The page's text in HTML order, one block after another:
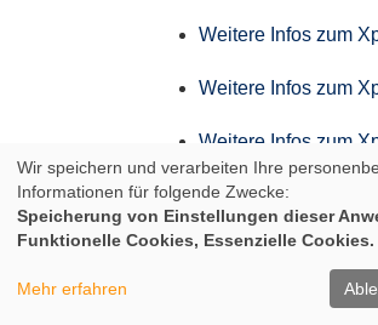
Weitere Infos zum
Weitere Infos zum
Weitere Infos zum
Weitere Infos zum
Infos zum Aufstiegs-
Infos der IHK zum
Wir speichern und verarbeiten Ihre
Informationen für folgende Zwecke:
Speicherung von Einstellungen dieser
Funktionelle Cookies, Essenzielle Cookies.
Mehr erfahren